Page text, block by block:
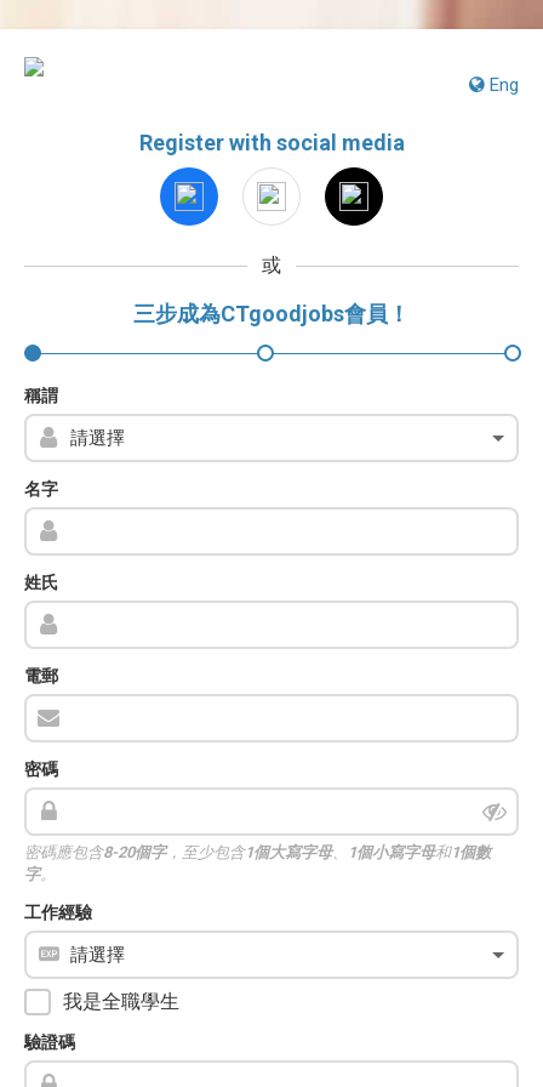
Eng
Register with social media
或
三步成為CTgoodjobs會員！
稱謂
名字
姓氏
電郵
密碼
密碼應包含8-20個字，至少包含1個大寫字母、 1個小寫字母和1個數
字。
工作經驗
我是全職學生
驗證碼